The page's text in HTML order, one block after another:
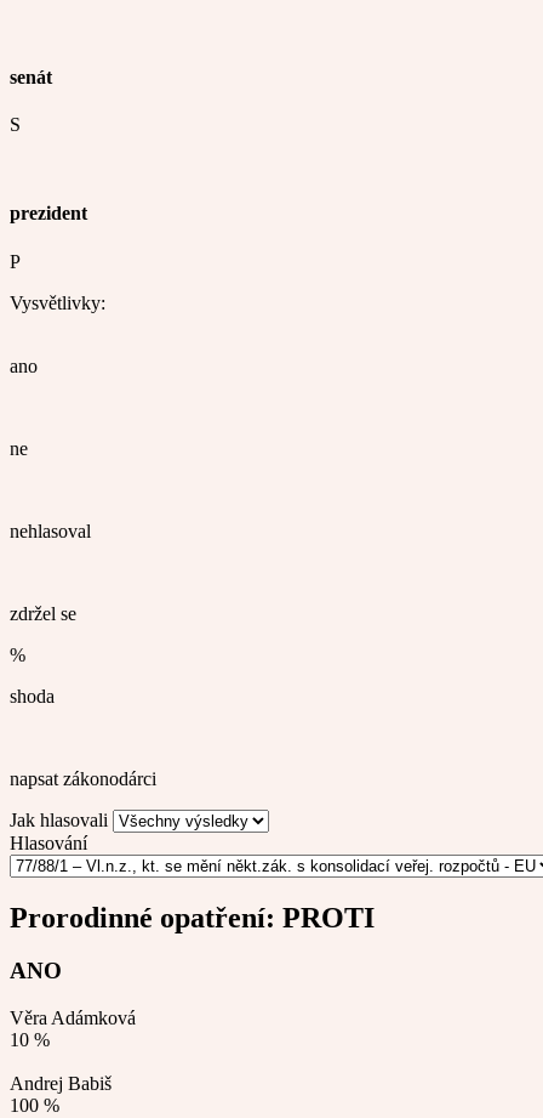
senát
S
prezident
P
Vysvětlivky:
ano
ne
nehlasoval
zdržel se
%
shoda
napsat zákonodárci
Jak hlasovali
Hlasování
Prorodinné opatření: PROTI
ANO
Věra Adámková
10 %
Andrej Babiš
100 %